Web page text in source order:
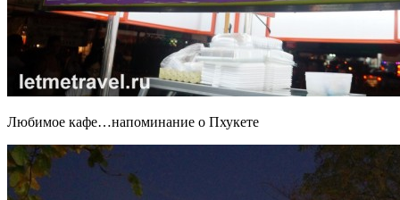
Любимое кафе…напоминание о Пхукете